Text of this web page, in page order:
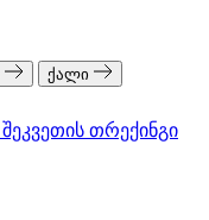
ქალი
შეკვეთის თრექინგი